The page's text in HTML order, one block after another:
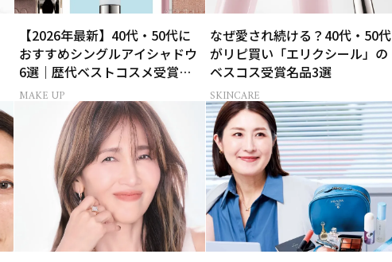
【2026年最新】40代・50代に
おすすめシングルアイシャドウ
6選｜歴代ベストコスメ受賞ま
とめ
MAKE UP
なぜ愛され続ける？40代・50代
がリピ買い「エリクシール」の
ベスコス受賞名品3選
SKINCARE